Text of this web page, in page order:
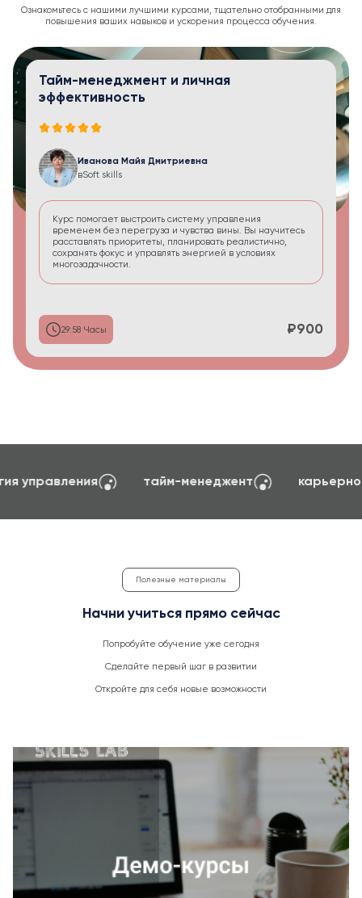
Ознакомьтесь с нашими лучшими курсами, тщательно отобранными для
повышения ваших навыков и ускорения процесса обучения.
Тайм-менеджмент и личная
эффективность
Иванова Майя Дмитриевна
вSoft skills
Курс помогает выстроить систему управления
временем без перегруза и чувства вины. Вы научитесь
расставлять приоритеты, планировать реалистично,
сохранять фокус и управлять энергией в условиях
многозадачности.
29:58 Часы ₽900
создание сайтов на TILDA психология
Полезные материалы
Начни учиться прямо сейчас
Попробуйте обучение уже сегодня
Сделайте первый шаг в развитии
Откройте для себя новые возможности